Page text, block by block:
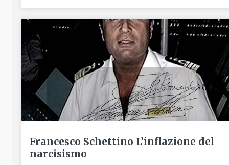
Francesco Schettino L’inflazione del
narcisismo